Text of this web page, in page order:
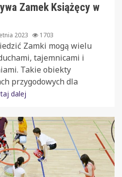
Zamek Książęcy w
2023 1703
Zamki mogą wielu
tajemnicami i
Takie obiekty
przygodowych dla
dalej